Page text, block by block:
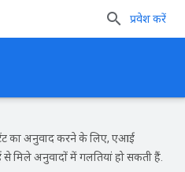
प्रवेश करें
का अनुवाद करने के लिए, एआई
मिले अनुवादों में गलतियां हो सकती हैं.